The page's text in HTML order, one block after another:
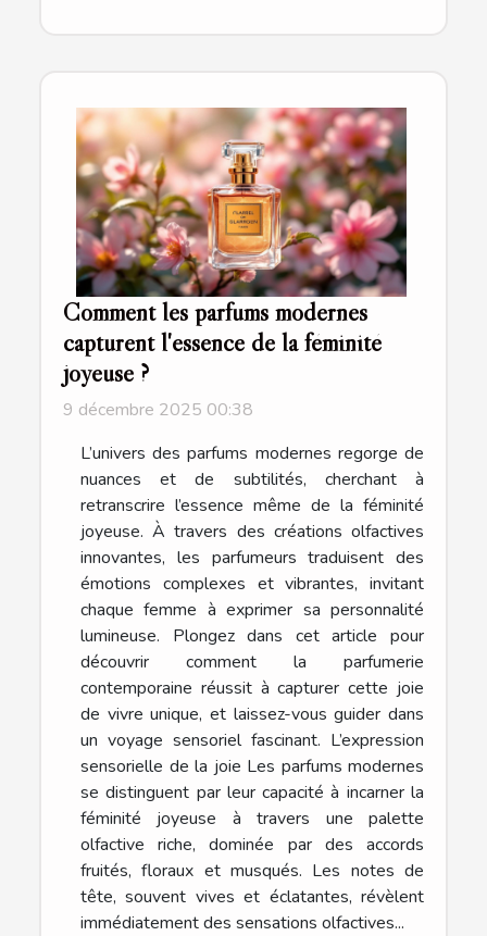
Comment les parfums modernes
capturent l'essence de la féminité
joyeuse ?
9 décembre 2025 00:38
L’univers des parfums modernes regorge de
nuances et de subtilités, cherchant à
retranscrire l’essence même de la féminité
joyeuse. À travers des créations olfactives
innovantes, les parfumeurs traduisent des
émotions complexes et vibrantes, invitant
chaque femme à exprimer sa personnalité
lumineuse. Plongez dans cet article pour
découvrir comment la parfumerie
contemporaine réussit à capturer cette joie
de vivre unique, et laissez-vous guider dans
un voyage sensoriel fascinant. L’expression
sensorielle de la joie Les parfums modernes
se distinguent par leur capacité à incarner la
féminité joyeuse à travers une palette
olfactive riche, dominée par des accords
fruités, floraux et musqués. Les notes de
tête, souvent vives et éclatantes, révèlent
immédiatement des sensations olfactives...